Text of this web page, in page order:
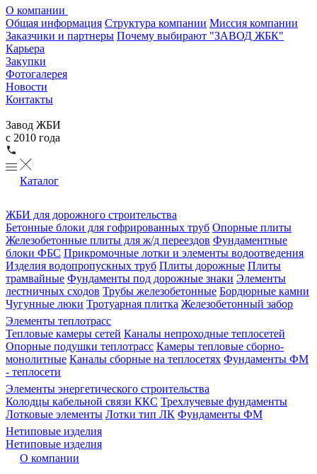
О компании
Общая информация Структура компании Миссия компании
Заказчики и партнеры Почему выбирают "ЗАВОД ЖБК"
Карьера
Закупки
Фотогалерея
Новости
Контакты
Завод ЖБИ
с 2010 года
Каталог
ЖБИ для дорожного строительства
Бетонные блоки для гофрированных труб Опорные плиты
Железобетонные плиты для ж/д переездов Фундаментные
блоки ФБС Прикромочные лотки и элементы водоотведения
Изделия водопропускных труб Плиты дорожные Плиты
трамвайные Фундаменты под дорожные знаки Элементы
лестничных сходов Трубы железобетонные Бордюрные камни
Чугунные люки Тротуарная плитка Железобетонный забор
Элементы теплотрасс
Тепловые камеры сетей Каналы непроходные теплосетей
Опорные подушки теплотрасс Камеры тепловые сборно-
монолитные Каналы сборные на теплосетях Фундаменты ФМ
- теплосети
Элементы энергетического строительства
Колодцы кабельной связи ККС Трехлучевые фундаменты
Лотковые элементы Лотки тип ЛК Фундаменты ФМ
Нетиповые изделия
Нетиповые изделия
О компании